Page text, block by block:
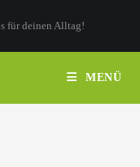
für deinen Alltag!
MENÜ